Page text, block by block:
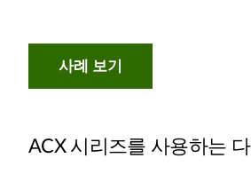
사례 보기
ACX 시리즈를 사용하는 다